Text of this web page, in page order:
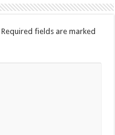
Required fields are marked